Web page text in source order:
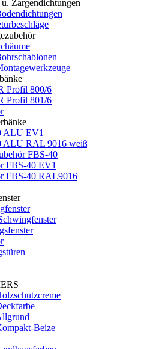
Zargendichtungen
Profil 800/6
Profil 801/6
ALU EV1
ALU RAL 9016 weiß
FBS-40
FBS-40 EV1
FBS-40 RAL9016
Beize